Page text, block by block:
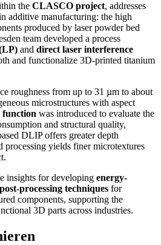
the CLASCO project, addresses
additive manufacturing: the high
produced by laser powder bed
team developed a process
and direct laser interference
and functionalize 3D-printed titanium
roughness from up to 31 µm to about
microstructures with aspect
function was introduced to evaluate the
and structural quality,
DLIP offers greater depth
processing yields finer microtextures
insights for developing energy-
processing techniques for
components, supporting the
3D parts across industries.